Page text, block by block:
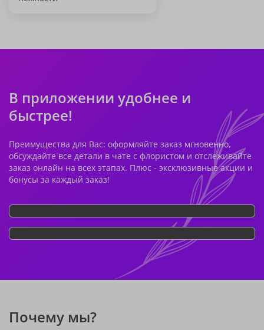
В приложении удобнее и
быстрее!
Преимущества для Вас: оформляйте заказ мгновенно,
обсуждайте все детали в чате с флористом и отслеживайте
заказ онлайн на всех этапах. Плюс - эксклюзивные акции и
бонусы за каждый заказ!
Почему мы?